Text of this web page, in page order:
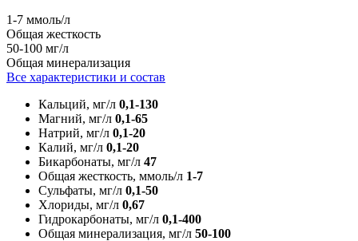
1-7 ммоль/л
Общая жесткость
50-100 мг/л
Общая минерализация
Все характеристики и состав
Кальций, мг/л 0,1-130
Магний, мг/л 0,1-65
Натрий, мг/л 0,1-20
Калий, мг/л 0,1-20
Бикарбонаты, мг/л 47
Общая жесткость, ммоль/л 1-7
Сульфаты, мг/л 0,1-50
Хлориды, мг/л 0,67
Гидрокарбонаты, мг/л 0,1-400
Общая минерализация, мг/л 50-100